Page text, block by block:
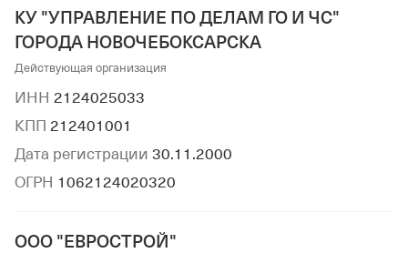
КУ "УПРАВЛЕНИЕ ПО ДЕЛАМ ГО И ЧС"
ГОРОДА НОВОЧЕБОКСАРСКА
Действующая организация
ИНН 2124025033
КПП 212401001
Дата регистрации 30.11.2000
ОГРН 1062124020320
ООО "ЕВРОСТРОЙ"